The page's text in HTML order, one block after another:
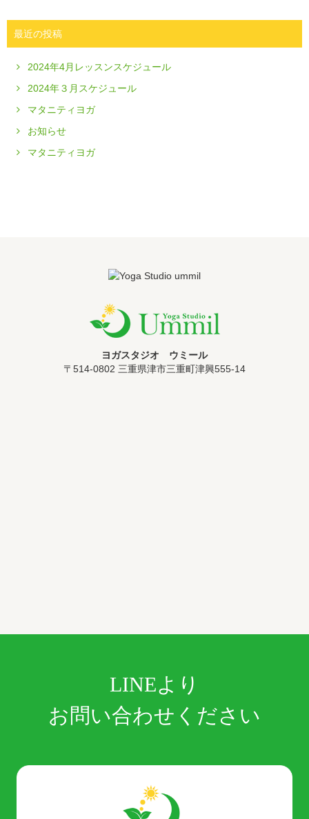
最近の投稿
2024年4月レッスンスケジュール
2024年３月スケジュール
マタニティヨガ
お知らせ
マタニティヨガ
ヨガスタジオ ウミール
〒514-0802 三重県津市三重町津興555-14
LINEより
お問い合わせください